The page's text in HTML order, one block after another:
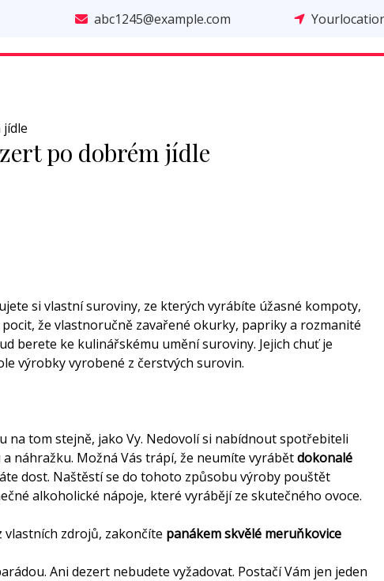
abc1245@example.com
po dobrém jídle
si vlastní suroviny, ze kterých vyrábíte úžasné kompoty,
že vlastnoručně zavařené okurky, papriky a rozmanité
berete ke kulinářskému umění suroviny. Jejich chuť je
výrobky vyrobené z čerstvých surovin.
tom stejně, jako Vy. Nedovolí si nabídnout spotřebiteli
náhražku. Možná Vás trápí, že neumíte vyrábětdokonalé
dost. Naštěstí se do tohoto způsobu výroby pouštět
alkoholické nápoje, které vyrábějí ze skutečného ovoce.
vlastních zdrojů, zakončíte panákem skvělé meruňkovice
Ani dezert nebudete vyžadovat. Postačí Vám jen jeden